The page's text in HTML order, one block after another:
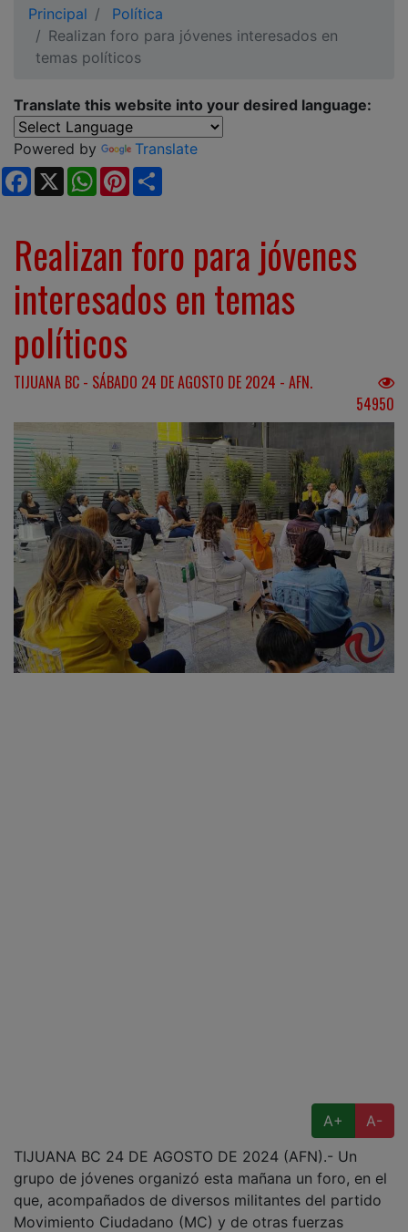
Principal
Política
Realizan foro para jóvenes interesados en
temas políticos
Translate this website into your desired language:
Powered by
Translate
Facebook
X WhatsApp
Pinterest
Realizan foro para jóvenes
interesados en temas
políticos
TIJUANA BC - SÁBADO 24 DE AGOSTO DE 2024 - AFN.
54950
A+
A-
TIJUANA BC 24 DE AGOSTO DE 2024 (AFN).- Un
grupo de jóvenes organizó esta mañana un foro, en el
que, acompañados de diversos militantes del partido
Movimiento Ciudadano (MC) y de otras fuerzas